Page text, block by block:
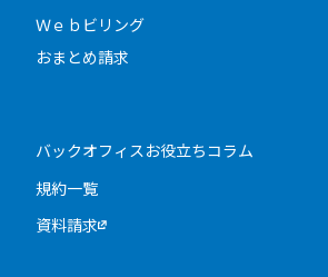
Ｗｅｂビリング
おまとめ請求
バックオフィスお役立ちコラム
規約一覧
資料請求